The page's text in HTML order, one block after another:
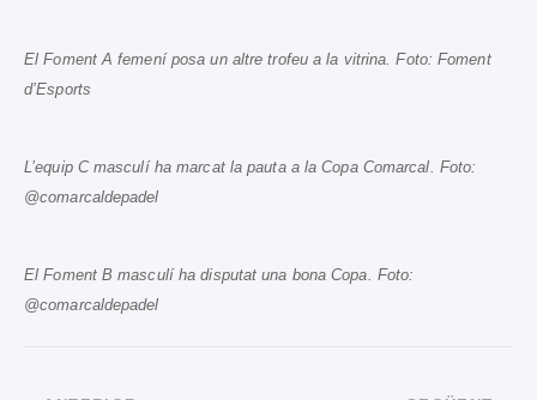
El Foment A femení posa un altre trofeu a la vitrina. Foto: Foment
d’Esports
L’equip C masculí ha marcat la pauta a la Copa Comarcal. Foto:
@comarcaldepadel
El Foment B masculí ha disputat una bona Copa. Foto:
@comarcaldepadel